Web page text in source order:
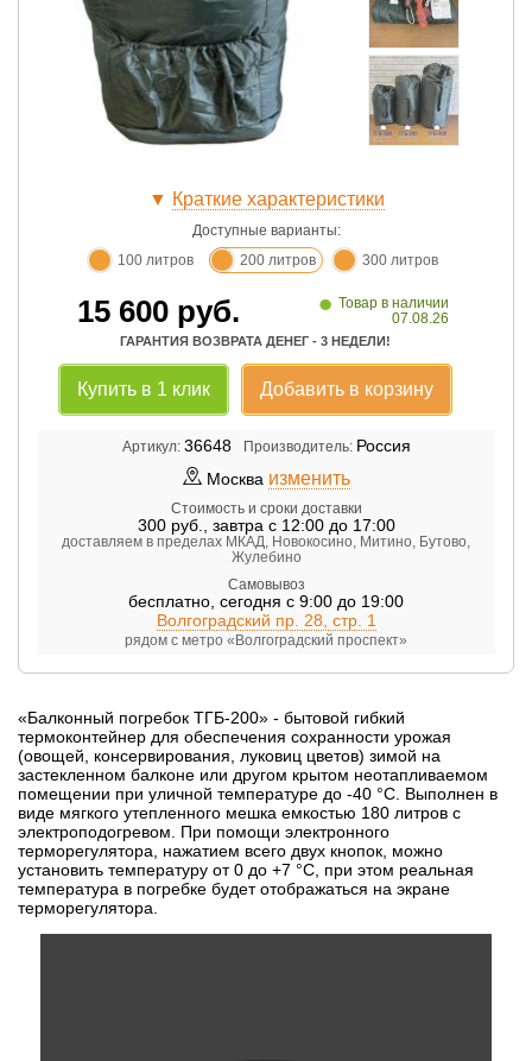
▼ Краткие характеристики
Доступные варианты:
100 литров
200 литров 300 литров
15 600руб. • Товар в наличии
07.08.26
ГАРАНТИЯ ВОЗВРАТА ДЕНЕГ - 3 НЕДЕЛИ!
Купить в 1 клик Добавить в корзину
Артикул: 36648 Производитель: Россия
Москва изменить
Стоимость и сроки доставки
300руб. завтра с 12:00 до 17:00
доставляем в пределах МКАД, Новокосино, Митино, Бутово,
Жулебино
Самовывоз
бесплатно сегодня с 9:00 до 19:00
Волгоградский пр. 28, стр. 1
рядом с метро «Волгоградский проспект»
«Балконный погребок ТГБ-200» - бытовой гибкий
термоконтейнер для обеспечения сохранности урожая
(овощей, консервирования, луковиц цветов) зимой на
застекленном балконе или другом крытом неотапливаемом
помещении при уличной температуре до -40 °C. Выполнен в
виде мягкого утепленного мешка емкостью 180 литров с
электроподогревом. При помощи электронного
терморегулятора, нажатием всего двух кнопок, можно
установить температуру от 0 до +7 °С, при этом реальная
температура в погребке будет отображаться на экране
терморегулятора.